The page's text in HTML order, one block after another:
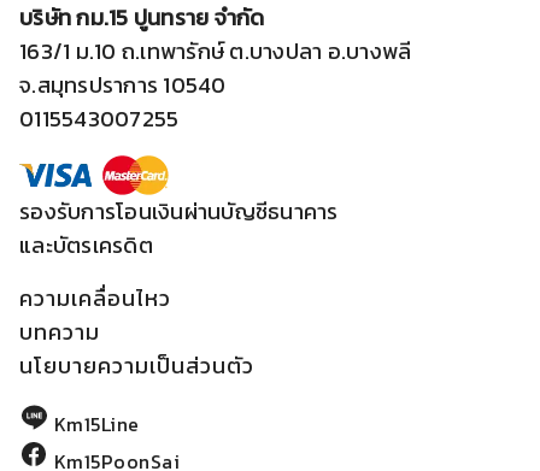
บริษัท กม.15 ปูนทราย จำกัด
163/1 ม.10 ถ.เทพารักษ์ ต.บางปลา อ.บางพลี
จ.สมุทรปราการ 10540
0115543007255
รองรับการโอนเงินผ่านบัญชีธนาคาร
และบัตรเครดิต
ความเคลื่อนไหว
บทความ
นโยบายความเป็นส่วนตัว
Km15Line
Km15PoonSai